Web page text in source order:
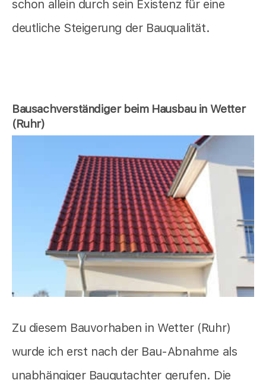
schon allein durch sein Existenz für eine
deutliche Steigerung der Bauqualität.
Bausachverständiger beim Hausbau in Wetter
(Ruhr)
Zu diesem Bauvorhaben in Wetter (Ruhr)
wurde ich erst nach der Bau-Abnahme als
unabhängiger Baugutachter gerufen. Die